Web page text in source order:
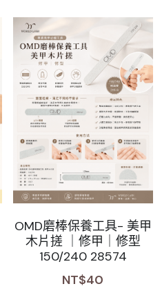
OMD磨棒保養工具- 美甲
木片搓 ｜修甲｜修型
150/240 28574
NT$40